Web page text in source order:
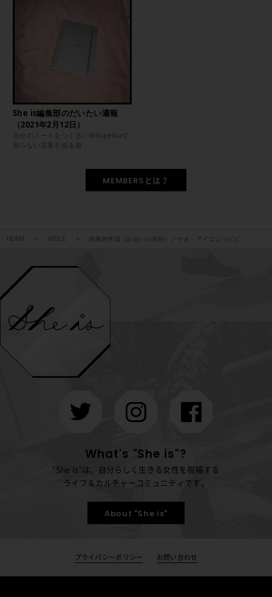
She is編集部のだいたい週報
（2021年2月12日）
自分のノートをつくる／Wikipediaで
知らない言葉を巡る旅
MEMBERSとは？
HOME VOICE 相遇的奇蹟（出会いの奇跡）／ヤオ・アイニン（ピピ）
What's "She is"?
"She is"は、自分らしく生きる女性を祝福する
ライフ＆カルチャーコミュニティです。
About "She is"
プライバシーポリシー お問い合わせ